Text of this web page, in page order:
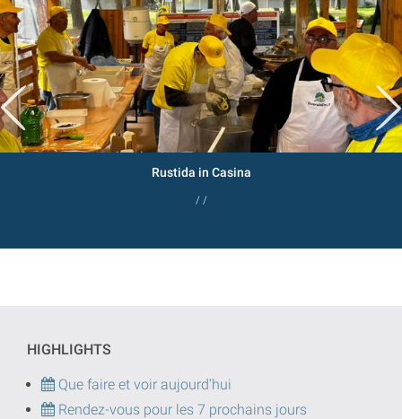
Rustida in Casina
/ /
HIGHLIGHTS
Que faire et voir aujourd'hui
Rendez-vous pour les 7 prochains jours